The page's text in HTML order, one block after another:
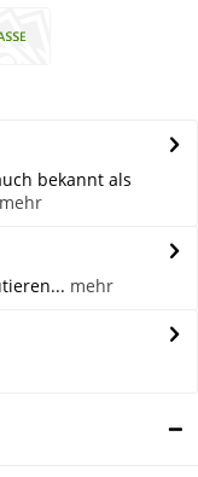
bekannt als
mehr
mehr